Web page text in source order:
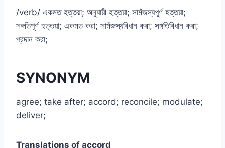
/verb/ একমত হত্তয়া; অনুযায়ী হত্তয়া; সামঁজস্যপূর্ণ হত্তয়া;
সঙ্গতিপূর্ণ হত্তয়া; একমত করা; সামঁজস্যবিধান করা; সঙ্গতিবিধান করা;
প্রদান করা;
SYNONYM
agree; take after; accord; reconcile; modulate;
deliver;
Translations of accord